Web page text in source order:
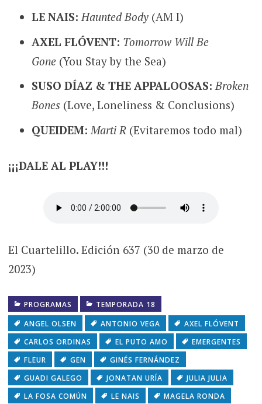
LE NAIS:Haunted Body (AM I)
AXEL FLÓVENT: Tomorrow Will Be
Gone (You Stay by the Sea)
SUSO DÍAZ & THE APPALOOSAS:Broken
Bones(Love, Loneliness & Conclusions)
QUEIDEM: Marti R (Evitaremos todo mal)
¡¡¡DALE AL PLAY!!!
El Cuartelillo. Edición 637 (30 de marzo de
2023)
PROGRAMAS
TEMPORADA 18
ANGEL OLSEN
ANTONIO VEGA
AXEL FLÓVENT
CARLOS ORDINAS
EL PUTO AMO
EMERGENTES
FLEUR
GEN
GINÉS FERNÁNDEZ
GUADI GALEGO
JONATAN URÍA
JULIA JULIA
LA FOSA COMÚN
LE NAIS
MAGELA RONDA